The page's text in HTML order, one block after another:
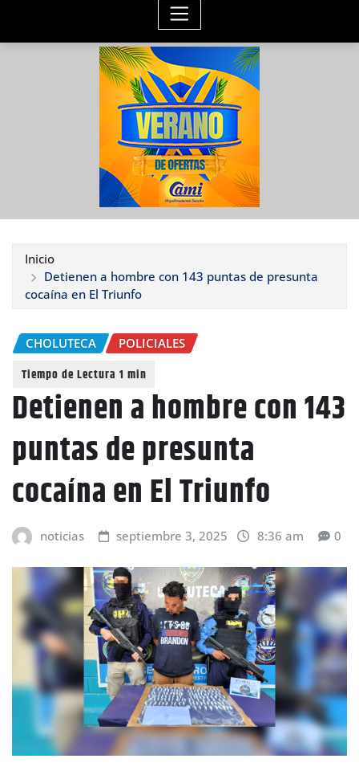
Inicio
Detienen a hombre con 143 puntas de presunta
cocaína en El Triunfo
CHOLUTECA POLICIALES
Detienen a hombre con 143
puntas de presunta
cocaína en El Triunfo
noticias septiembre 3, 2025 8:36 am 0